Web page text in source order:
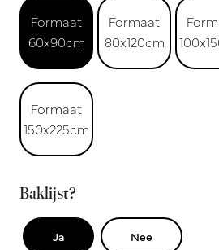
Formaat
60x90cm
Formaat
80x120cm
Formaat
150x225cm
Baklijst?
Ja Nee